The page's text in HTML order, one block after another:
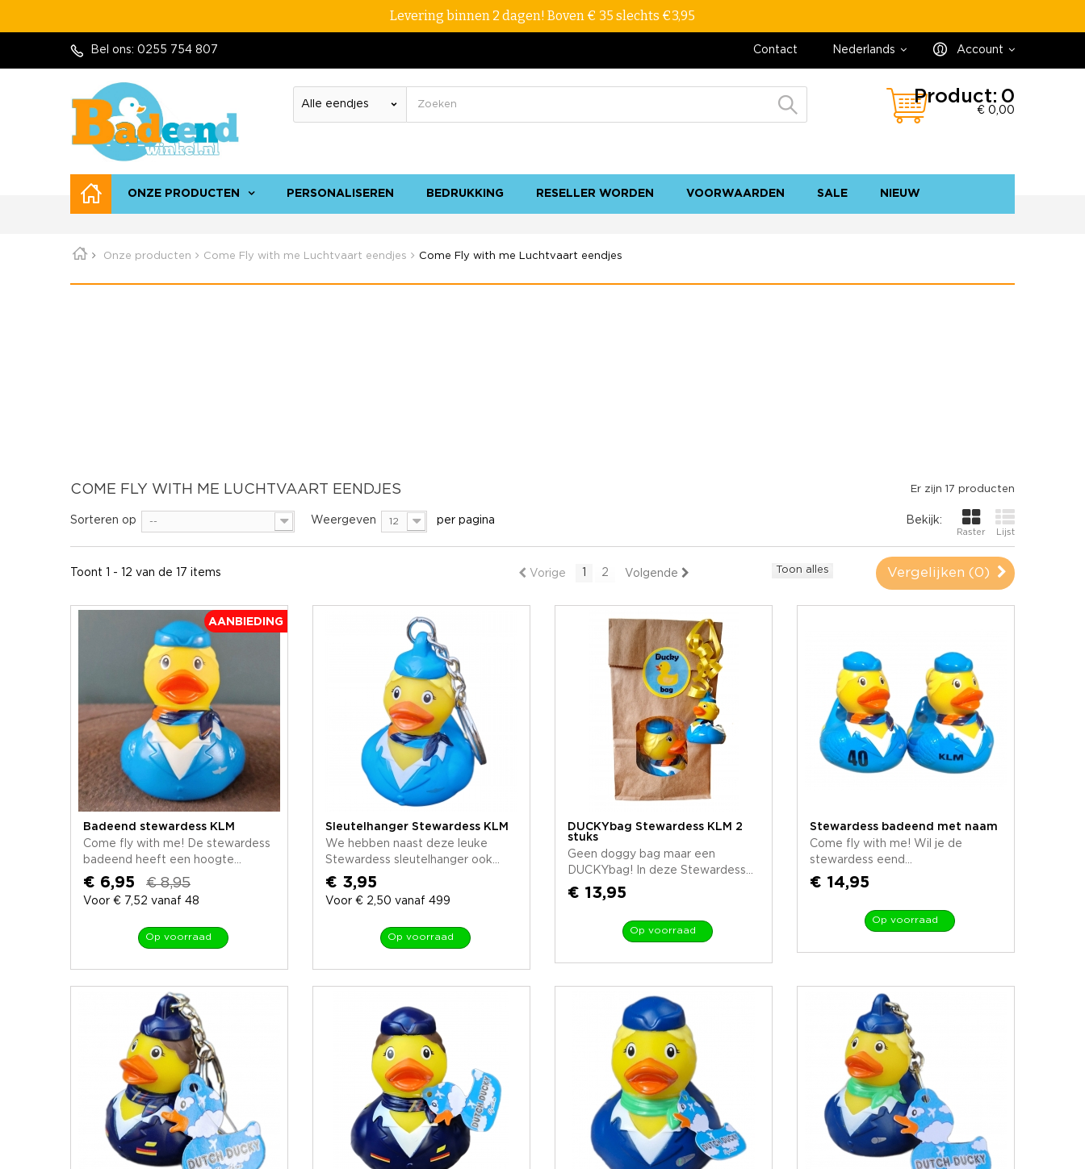
Levering binnen 2 dagen! Boven € 35 slechts €3,95
Account
Nederlands
Contact
Bel ons: 0255 754 807
Product: 0
€ 0,00
ONZE PRODUCTEN PERSONALISEREN BEDRUKKING RESELLER WORDEN VOORWAARDEN SALE NIEUW
Onze producten Come Fly with me Luchtvaart eendjes Come Fly with me Luchtvaart eendjes
COME FLY WITH ME LUCHTVAART EENDJES Er zijn 17 producten
Bekijk:
Raster Lijst
Sorteren op -- Weergeven 12 per pagina
Vergelijken (0)
Toon alles
Vorige 2 Volgende
Toont 1 - 12 van de 17 items
AANBIEDING
Badeend stewardess KLM
Come fly with me! De stewardess
badeend heeft een hoogte...
€ 6,95 € 8,95
Voor € 7,52 vanaf 48
Op voorraad
Sleutelhanger Stewardess KLM
We hebben naast deze leuke
Stewardess sleutelhanger ook...
€ 3,95
Voor € 2,50 vanaf 499
Op voorraad
DUCKYbag Stewardess KLM 2
stuks
Geen doggy bag maar een
DUCKYbag! In deze Stewardess...
€ 13,95
Op voorraad
Stewardess badeend met naam
Come fly with me! Wil je de
stewardess eend...
€ 14,95
Op voorraad